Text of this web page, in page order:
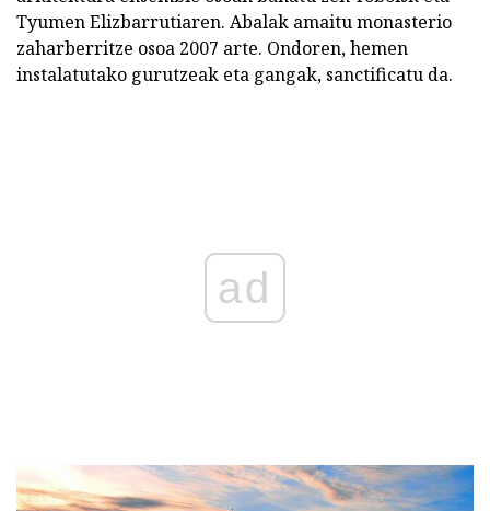
Tyumen Elizbarrutiaren. Abalak amaitu monasterio
zaharberritze osoa 2007 arte. Ondoren, hemen
instalatutako gurutzeak eta gangak, sanctificatu da.
ad